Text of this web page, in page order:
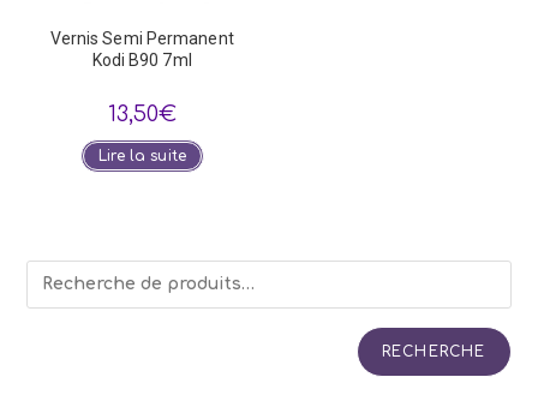
Vernis Semi Permanent
Kodi B90 7ml
13,50€
Lire la suite
RECHERCHE